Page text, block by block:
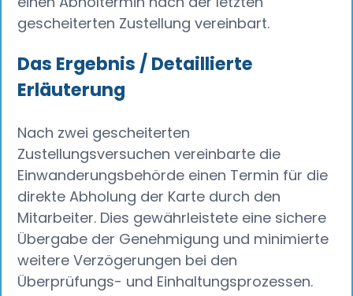
gescheiterten Zustellung vereinbart.
Das Ergebnis / Detaillierte
Erläuterung
Nach zwei gescheiterten
Zustellungsversuchen vereinbarte die
Einwanderungsbehörde einen Termin für die
direkte Abholung der Karte durch den
Mitarbeiter. Dies gewährleistete eine sichere
Übergabe der Genehmigung und minimierte
weitere Verzögerungen bei den
Überprüfungs- und Einhaltungsprozessen.